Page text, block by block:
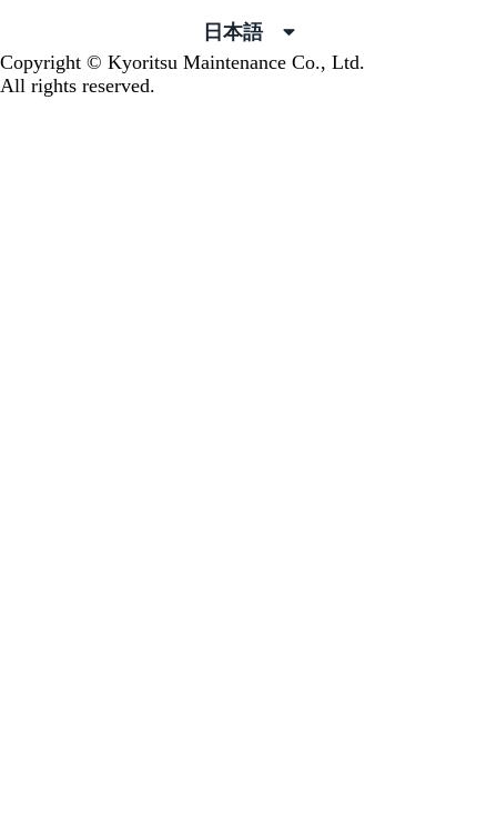
日本語
Copyright © Kyoritsu Maintenance Co., Ltd.
All rights reserved.